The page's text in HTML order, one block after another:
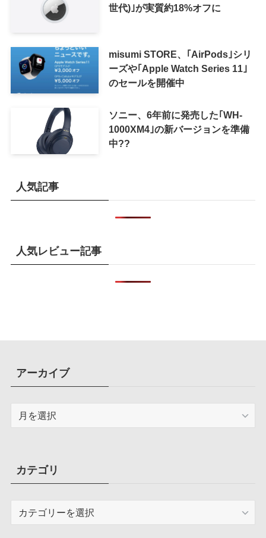
世代)｣が実質約18%オフに
misumi STORE、｢AirPods｣シリ
ーズや｢Apple Watch Series 11｣
のセールを開催中
ソニー、6年前に発売した｢WH-
1000XM4｣の新バージョンを準備
中??
人気記事
人気レビュー記事
アーカイブ
ブカテゴリ